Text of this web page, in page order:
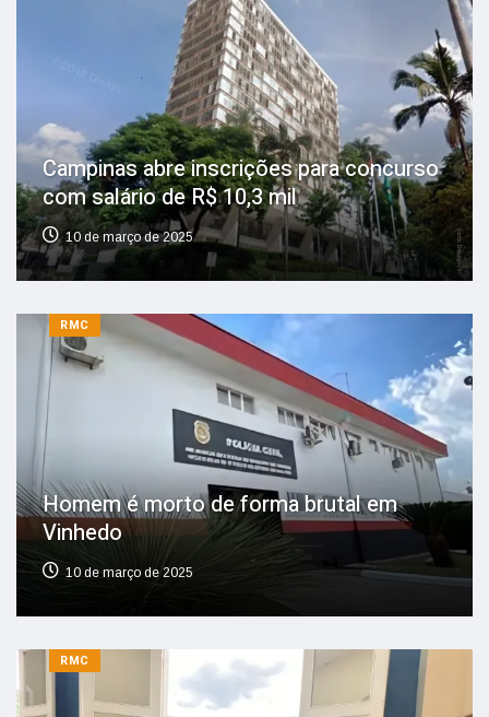
Campinas abre inscrições para concurso
com salário de R$ 10,3 mil
10 de março de 2025
RMC
Homem é morto de forma brutal em
Vinhedo
10 de março de 2025
RMC